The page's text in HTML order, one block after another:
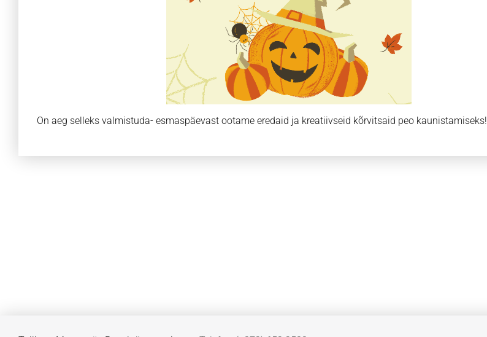
On aeg selleks valmistuda- esmaspäevast ootame eredaid ja kreatiivseid kõrvitsaid peo kaunistamiseks!